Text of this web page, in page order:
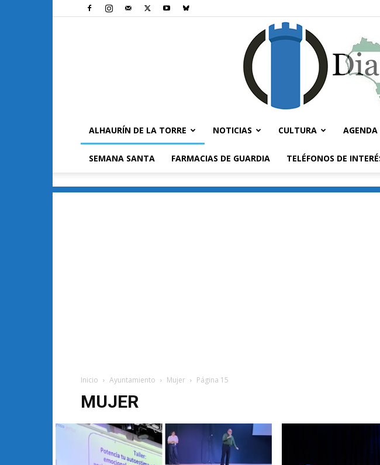
ALHAURÍN DE LA TORRE NOTICIAS CULTURA
SEMANA SANTA FARMACIAS DE GUARDIA TELÉFONOS DE
Inicio Ayuntamiento Mujer Página 15
MUJER